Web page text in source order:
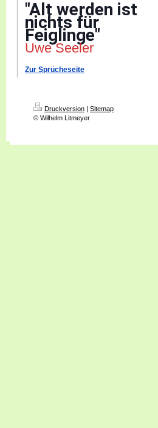
"Alt werden ist
nichts für
Feiglinge"
Uwe Seeler
Zur Sprücheseite
Druckversion | Sitemap
© Wilhelm Litmeyer